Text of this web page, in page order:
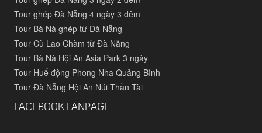
Tour ghép Đà Nẵng 4 ngày 3 đêm
Tour Bà Nà ghép từ Đà Nẵng
Tour Cù Lao Chàm từ Đà Nẵng
Tour Bà Nà Hội An Asia Park 3 ngày
Tour Huế động Phong Nha Quảng Bình
Tour Đà Nẵng Hội An Núi Thần Tài
FACEBOOK FANPAGE